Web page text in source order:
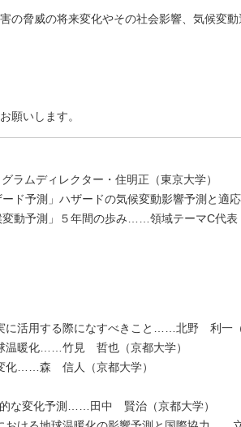
の脅威の将来変化やその社会影響、気候変動
願いします。
ラムディレクター・住明正（東京大学）
ド予測」ハザードの気候変動影響予測と
変動予測」５年間の歩み……領域テーマC代
に活用する際になすべきこと……北野 利一（
温暖化……竹見 哲也（京都大学）
化……森 信人（京都大学）
的な変化予測……田中 賢治（京都大学）